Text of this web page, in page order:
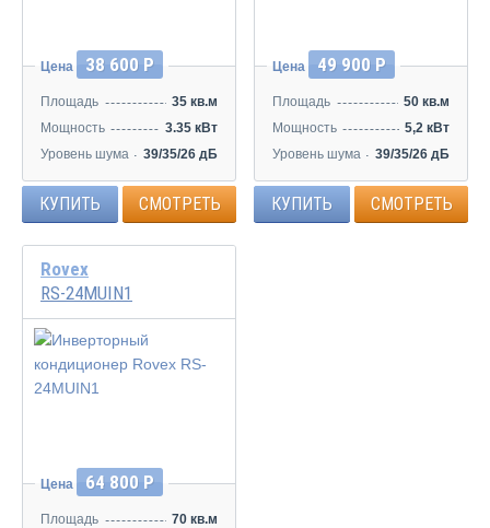
Цена 38 600 Р
Площадь
35 кв.м
Мощность
3.35 кВт
Уровень шума
39/35/26 дБ
КУПИТЬ СМОТРЕТЬ
Цена 49 900 Р
Площадь
50 кв.м
Мощность
5,2 кВт
Уровень шума
39/35/26 дБ
КУПИТЬ СМОТРЕТЬ
Rovex
RS-24MUIN1
Инвертор
Цена 64 800 Р
Площадь
70 кв.м